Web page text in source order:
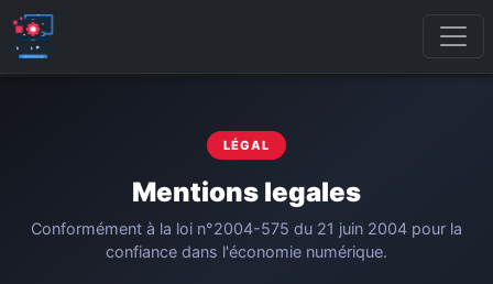
LÉGAL
Mentions legales
Conformément à la loi n°2004-575 du 21 juin 2004 pour la
confiance dans l'économie numérique.